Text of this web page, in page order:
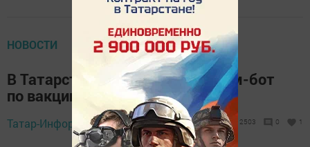
НОВОСТИ
В Татарстане появился телеграм-бот
по вакцинации от Covid-19
Татар-Информ, 19 августа 2021 - 10:59 2503 0 1